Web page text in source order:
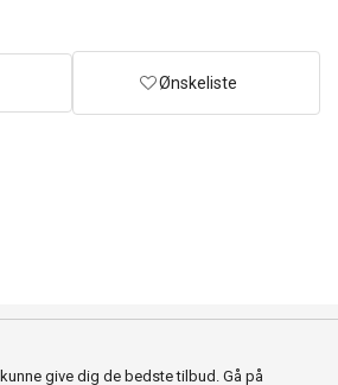
Ønskeliste
give dig de bedste tilbud. Gå på